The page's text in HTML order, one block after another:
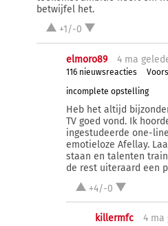
betwijfel het.
+1/-0
elmoro89 4 ma
116 nieuwsreacties
incomplete opstelling
Heb het altijd
TV goed vond. Ik
ingestudeerde one-
emotieloze Afellay.
staan en talenten
de rest uiteraard een
+4/-0
killermfc 4 ma